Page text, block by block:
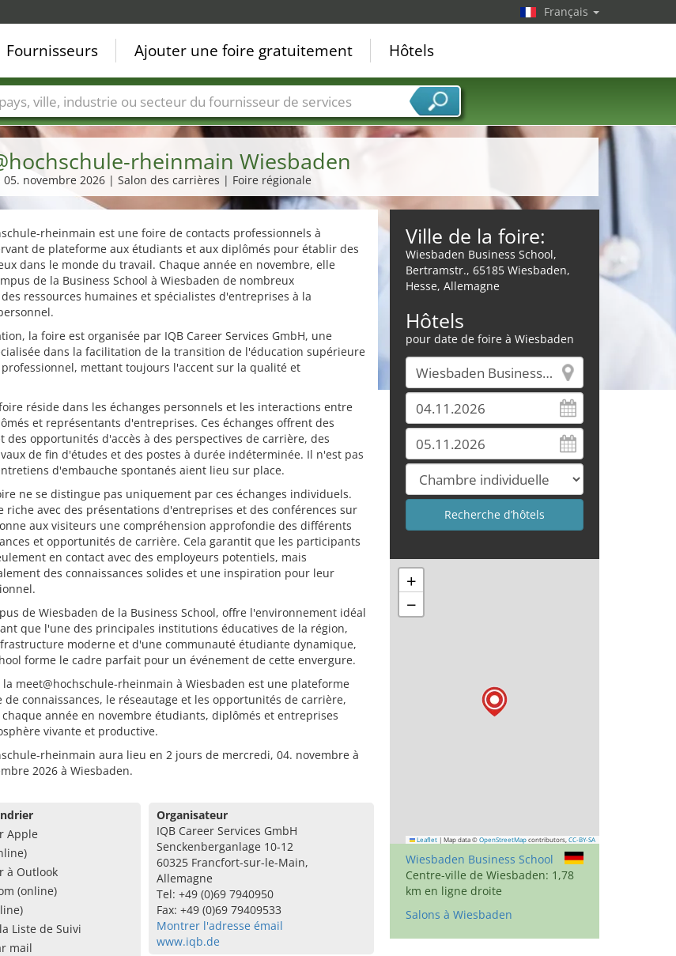
rheinmain Wiesbaden
05. novembre 2026 | Salon des carrières | Foire régionale
rheinmain est une foire de contacts professionnels à
de plateforme aux étudiants et aux diplômés pour établir des
dans le monde du travail. Chaque année en novembre, elle
de la Business School à Wiesbaden de nombreux
ressources humaines et spécialistes d'entreprises à la
la foire est organisée par IQB Career Services GmbH, une
dans la facilitation de la transition de l'éducation supérieure
mettant toujours l'accent sur la qualité et
réside dans les échanges personnels et les interactions entre
et représentants d'entreprises. Ces échanges offrent des
des opportunités d'accès à des perspectives de carrière, des
de fin d'études et des postes à durée indéterminée. Il n'est pas
d'embauche spontanés aient lieu sur place.
ne se distingue pas uniquement par ces échanges individuels.
riche avec des présentations d'entreprises et des conférences sur
aux visiteurs une compréhension approfondie des différents
et opportunités de carrière. Cela garantit que les participants
en contact avec des employeurs potentiels, mais
des connaissances solides et une inspiration pour leur
de Wiesbaden de la Business School, offre l'environnement idéal
que l'une des principales institutions éducatives de la région,
moderne et d'une communauté étudiante dynamique,
forme le cadre parfait pour un événement de cette envergure.
la meet@hochschule-rheinmain à Wiesbaden est une plateforme
de connaissances, le réseautage et les opportunités de carrière,
année en novembre étudiants, diplômés et entreprises
vivante et productive.
rheinmain aura lieu en 2 jours de mercredi, 04. novembre à
2026 à Wiesbaden.
Apple
à Outlook
(online)
Liste de Suivi
mail
Organisateur
IQB Career Services GmbH
Senckenberganlage 10-12
60325 Francfort-sur-le-Main,
Allemagne
Tel: +49 (0)69 7940950
Fax: +49 (0)69 79409533
Montrer l'adresse émail
www.iqb.de
Ville de la foire:
Wiesbaden Business School,
Bertramstr., 65185 Wiesbaden,
Hesse, Allemagne
Hôtels
pour date de foire à Wiesbaden
+
−
Leaflet | Map data © OpenStreetMap contributors, CC-BY-SA
Wiesbaden Business School
Centre-ville de Wiesbaden: 1,78
km en ligne droite
Salons à Wiesbaden
Français
Fournisseurs Ajouter une foire gratuitement Hôtels
Secteurs de foire Secteurs du fournisseur de services